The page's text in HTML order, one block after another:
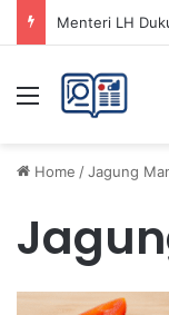
Menu
Home /Jagung